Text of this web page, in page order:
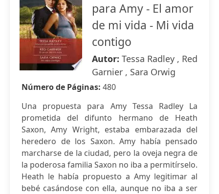
para Amy - El amor
de mi vida - Mi vida
contigo
Autor: Tessa Radley , Red
Garnier , Sara Orwig
Número de Páginas: 480
Una propuesta para Amy Tessa Radley La
prometida del difunto hermano de Heath
Saxon, Amy Wright, estaba embarazada del
heredero de los Saxon. Amy había pensado
marcharse de la ciudad, pero la oveja negra de
la poderosa familia Saxon no iba a permitírselo.
Heath le había propuesto a Amy legitimar al
bebé casándose con ella, aunque no iba a ser